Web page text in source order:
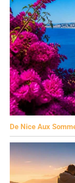
De Nice Aux